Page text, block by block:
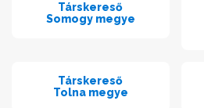
Társkereső
Somogy megye
Társkereső
Tolna megye